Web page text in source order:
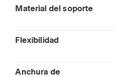
Material del soporte
Flexibilidad
Anchura de